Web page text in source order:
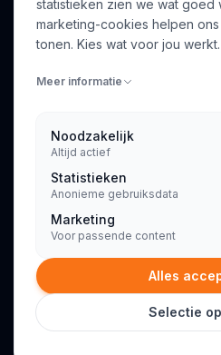
Voor opdrachtgevers
INFORMATIE
Algemene voorwaarden
Privacyverklaring
© 2026 Consultant.nl. Alle
statistieken zien we wat goed
marketing-cookies helpen
tonen. Kies wat voor jou werkt.
Meer informatie
Noodzakelijk
Altijd actief
Statistieken
Anonieme gebruiksdata
Marketing
Voor passende content
Alles
Selectie